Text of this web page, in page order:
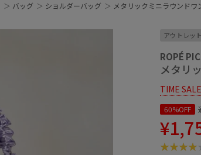
バッグ ショルダーバッグ メタリックミニラウンドワ
アウトレット
ROPÉ
メタリ
TIME
60%OFF